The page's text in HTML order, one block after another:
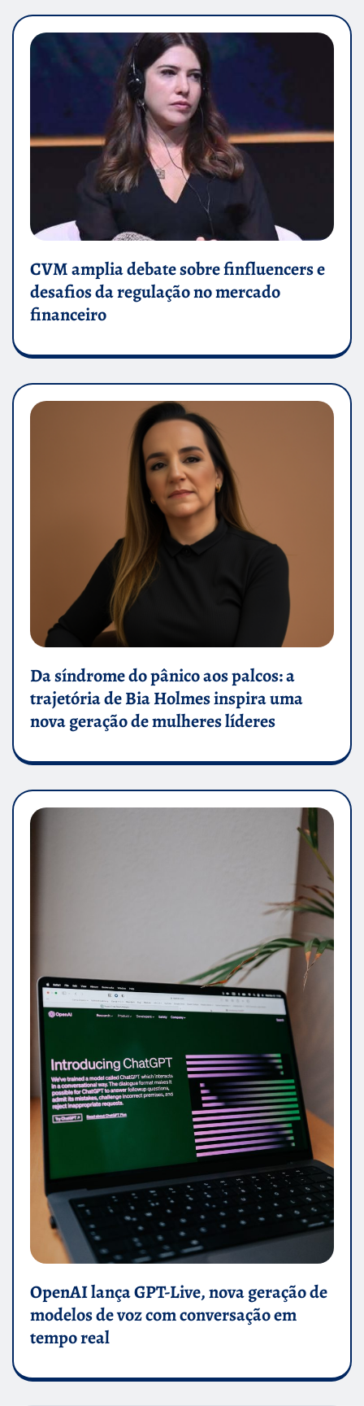
CVM amplia debate sobre finfluencers e
desafios da regulação no mercado
financeiro
Da síndrome do pânico aos palcos: a
trajetória de Bia Holmes inspira uma
nova geração de mulheres líderes
OpenAI lança GPT-Live, nova geração de
modelos de voz com conversação em
tempo real